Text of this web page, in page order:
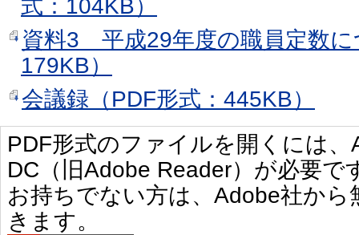
式：104KB）
資料3 平成29年度の職員定数に
179KB）
会議録（PDF形式：445KB）
PDF形式のファイルを開くには
DC（旧Adobe Reader）が必要で
お持ちでない方は、Adobe社か
きます。